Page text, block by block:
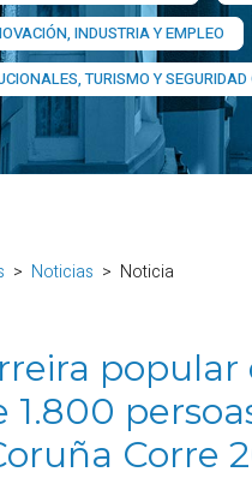
INDUSTRIA Y EMPLEO
TURISMO Y
Noticias Noticia
popular
Corre